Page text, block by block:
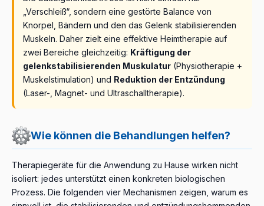
„Verschleiß“, sondern eine gestörte Balance von
Knorpel, Bändern und den das Gelenk stabilisierenden
Muskeln. Daher zielt eine effektive Heimtherapie auf
zwei Bereiche gleichzeitig: Kräftigung der
gelenkstabilisierenden Muskulatur (Physiotherapie +
Muskelstimulation) und Reduktion der Entzündung
(Laser-, Magnet- und Ultraschalltherapie).
Wie können die Behandlungen helfen?
Therapiegeräte für die Anwendung zu Hause wirken nicht
isoliert: jedes unterstützt einen konkreten biologischen
Prozess. Die folgenden vier Mechanismen zeigen, warum es